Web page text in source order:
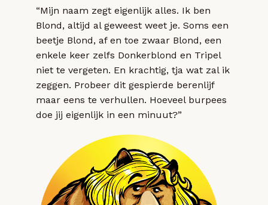
“Mijn naam zegt eigenlijk alles. Ik ben
Blond, altijd al geweest weet je. Soms een
beetje Blond, af en toe zwaar Blond, een
enkele keer zelfs Donkerblond en Tripel
niet te vergeten. En krachtig, tja wat zal ik
zeggen. Probeer dit gespierde berenlijf
maar eens te verhullen. Hoeveel burpees
doe jij eigenlijk in een minuut?”